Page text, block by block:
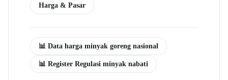
Harga & Pasar
📊 Data harga minyak goreng nasional
📊 Register Regulasi minyak nabati